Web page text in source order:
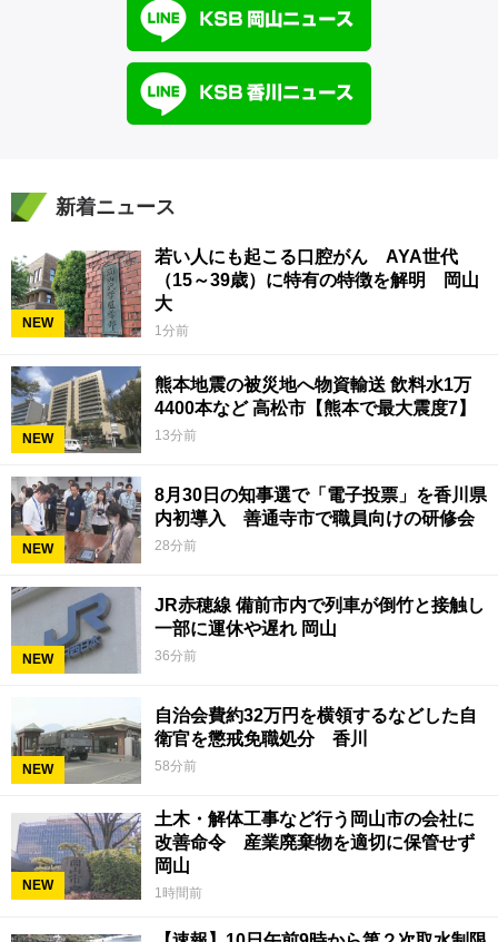
新着ニュース
NEW
若い人にも起こる口腔がん AYA世代
（15～39歳）に特有の特徴を解明 岡山
大
1分前
NEW
熊本地震の被災地へ物資輸送 飲料水1万
4400本など 高松市【熊本で最大震度7】
13分前
NEW
8月30日の知事選で「電子投票」を香川県
内初導入 善通寺市で職員向けの研修会
28分前
NEW
JR赤穂線 備前市内で列車が倒竹と接触し
一部に運休や遅れ 岡山
36分前
NEW
自治会費約32万円を横領するなどした自
衛官を懲戒免職処分 香川
58分前
NEW
土木・解体工事など行う岡山市の会社に
改善命令 産業廃棄物を適切に保管せず
岡山
1時間前